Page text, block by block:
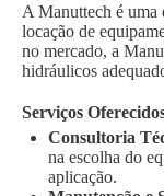
A Manuttech é uma
locação de
no mercado, a
hidráulicos
Serviços
Consultoria
na escolha do
aplicação.